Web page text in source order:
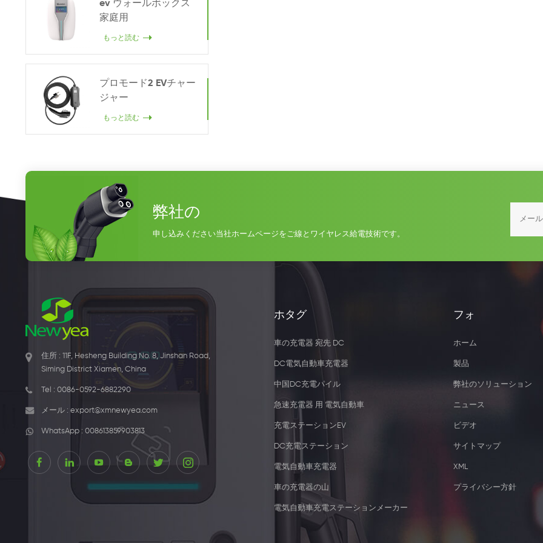
ev ウォールボックス
家庭用
もっと読む
プロモード2 EVチャー
ジャー
もっと読む
弊社の
申し込みください当社ホームページをご線とワイヤレス給電技術です。
住所 : 11F, Hesheng Building No. 8, Jinshan Road,
Siming District Xiamen, China
Tel : 0086-0592-6882290
メール : export@xmnewyea.com
WhatsApp : 008613859903813
ホタグ
車の充電器 宛先 DC
DC電気自動車充電器
中国DC充電パイル
急速充電器 用 電気自動車
充電ステーションEV
DC充電ステーション
電気自動車充電器
車の充電器の山
電気自動車充電ステーションメーカー
フォ
ホーム
製品
弊社のソリューション
ニュース
ビデオ
サイトマップ
XML
プライバシー方針
15W ワイヤレス充電器レシー
バー
器 ソケット